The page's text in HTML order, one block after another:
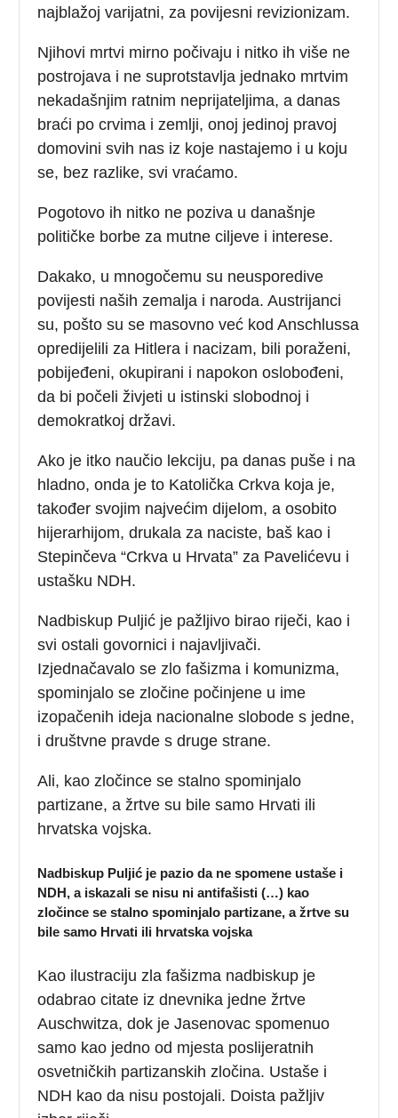
najblažoj varijatni, za povijesni revizionizam.
Njihovi mrtvi mirno počivaju i nitko ih više ne
postrojava i ne suprotstavlja jednako mrtvim
nekadašnjim ratnim neprijateljima, a danas
braći po crvima i zemlji, onoj jedinoj pravoj
domovini svih nas iz koje nastajemo i u koju
se, bez razlike, svi vraćamo.
Pogotovo ih nitko ne poziva u današnje
političke borbe za mutne ciljeve i interese.
Dakako, u mnogočemu su neusporedive
povijesti naših zemalja i naroda. Austrijanci
su, pošto su se masovno već kod Anschlussa
opredijelili za Hitlera i nacizam, bili poraženi,
pobijeđeni, okupirani i napokon oslobođeni,
da bi počeli živjeti u istinski slobodnoj i
demokratkoj državi.
Ako je itko naučio lekciju, pa danas puše i na
hladno, onda je to Katolička Crkva koja je,
također svojim najvećim dijelom, a osobito
hijerarhijom, drukala za naciste, baš kao i
Stepinčeva “Crkva u Hrvata” za Pavelićevu i
ustašku NDH.
Nadbiskup Puljić je pažljivo birao riječi, kao i
svi ostali govornici i najavljivači.
Izjednačavalo se zlo fašizma i komunizma,
spominjalo se zločine počinjene u ime
izopačenih ideja nacionalne slobode s jedne,
i društvne pravde s druge strane.
Ali, kao zločince se stalno spominjalo
partizane, a žrtve su bile samo Hrvati ili
hrvatska vojska.
Nadbiskup Puljić je pazio da ne spomene ustaše i
NDH, a iskazali se nisu ni antifašisti (…) kao
zločince se stalno spominjalo partizane, a žrtve su
bile samo Hrvati ili hrvatska vojska
Kao ilustraciju zla fašizma nadbiskup je
odabrao citate iz dnevnika jedne žrtve
Auschwitza, dok je Jasenovac spomenuo
samo kao jedno od mjesta poslijeratnih
osvetničkih partizanskih zločina. Ustaše i
NDH kao da nisu postojali. Doista pažljiv